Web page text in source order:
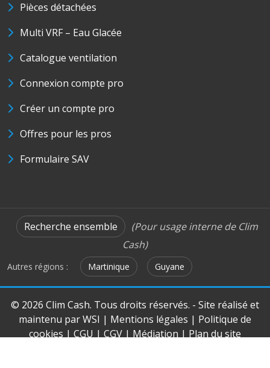
Pièces détachées
Multi VRF – Eau Glacée
Catalogue ventilation
Connexion compte pro
Créer un compte pro
Offres pour les pros
Formulaire SAV
Recherche ensemble
(Pour usage interne de Clim
Cash)
Autres régions : Martinique Guyane
© 2026 Clim Cash. Tous droits réservés. - Site réalisé et
maintenu parWSI | Mentions légales | Politique de
cookies | CGU | CGV | Médiation | Plan du site